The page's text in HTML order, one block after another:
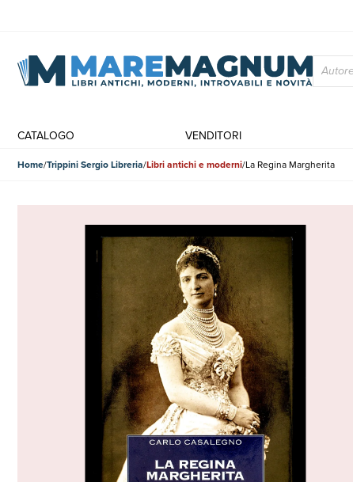
CATALOGO VENDITORI
Home Trippini Sergio Libreria Libri antichi e moderni La Regina Margherita